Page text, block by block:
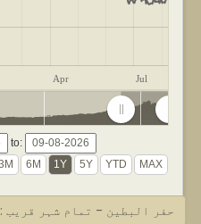
Apr Jul
2024 2026
to:
حفر البطین - تمام شہر قریب : 22 قیراط سونے کی قیمت